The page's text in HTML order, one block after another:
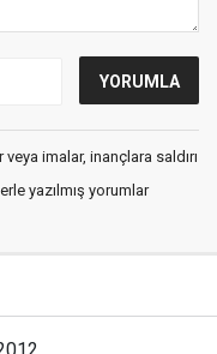
imalar, inançlara saldırı
yazılmış yorumlar